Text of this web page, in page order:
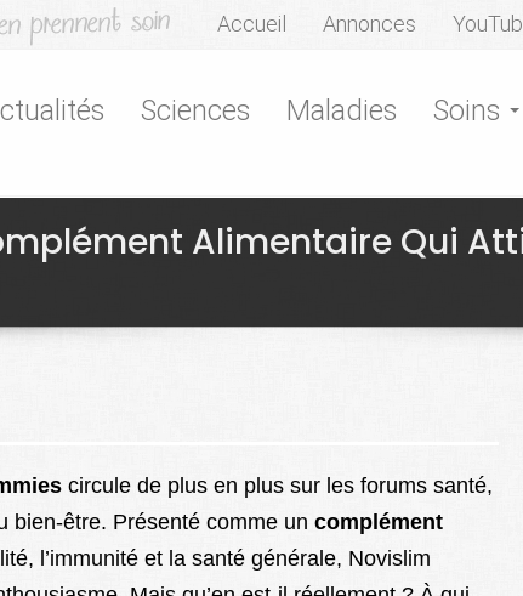
Accueil Annonces
Sciences Maladies Soins
Alimentaire Qui
circule de plus en plus sur les forums santé,
bien-être. Présenté comme un complément
l’immunité et la santé générale, Novislim